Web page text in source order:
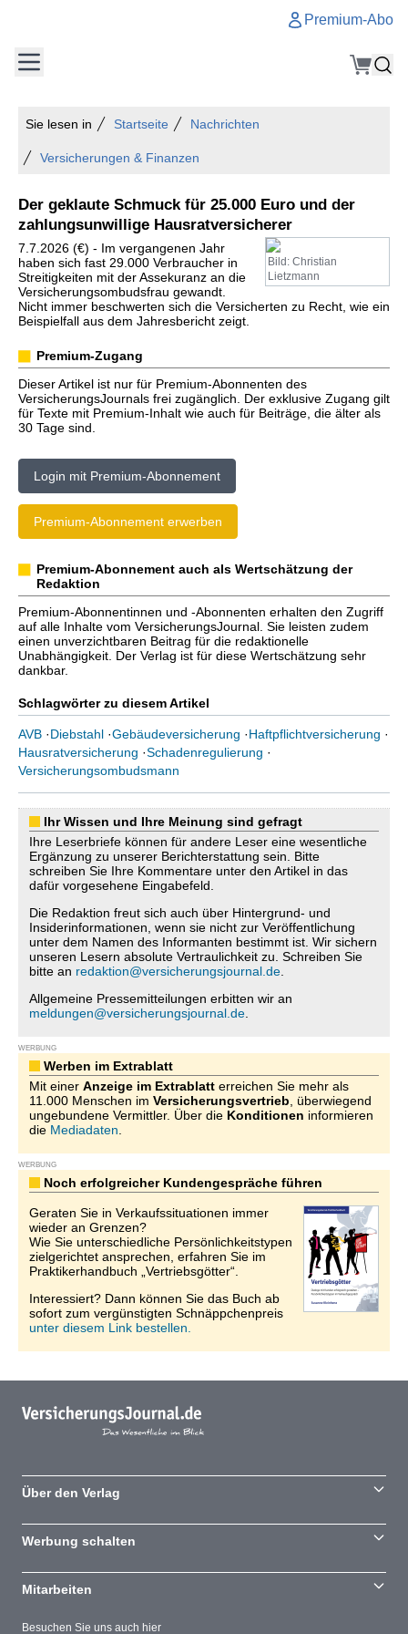
Premium-Abo
Sie lesen in Startseite Nachrichten
Versicherungen & Finanzen
Der geklaute Schmuck für 25.000 Euro und der
zahlungsunwillige Hausratversicherer
Bild: Christian
Lietzmann
7.7.2026 (€) - Im vergangenen Jahr
haben sich fast 29.000 Verbraucher in
Streitigkeiten mit der Assekuranz an die
Versicherungsombudsfrau gewandt.
Nicht immer beschwerten sich die Versicherten zu Recht, wie ein
Beispielfall aus dem Jahresbericht zeigt.
Premium-Zugang
Dieser Artikel ist nur für Premium-Abonnenten des
VersicherungsJournals frei zugänglich. Der exklusive Zugang gilt
für Texte mit Premium-Inhalt wie auch für Beiträge, die älter als
30 Tage sind.
Login mit Premium-Abonnement
Premium-Abonnement erwerben
Premium-Abonnement auch als Wertschätzung der
Redaktion
Premium-Abonnentinnen und -Abonnenten erhalten den Zugriff
auf alle Inhalte vom VersicherungsJournal. Sie leisten zudem
einen unverzichtbaren Beitrag für die redaktionelle
Unabhängigkeit. Der Verlag ist für diese Wertschätzung sehr
dankbar.
Schlagwörter zu diesem Artikel
AVB ·Diebstahl ·Gebäudeversicherung ·Haftpflichtversicherung ·
Hausratversicherung ·Schadenregulierung ·
Versicherungsombudsmann
Ihr Wissen und Ihre Meinung sind gefragt
Ihre Leserbriefe können für andere Leser eine wesentliche
Ergänzung zu unserer Berichterstattung sein. Bitte
schreiben Sie Ihre Kommentare unter den Artikel in das
dafür vorgesehene Eingabefeld.
Die Redaktion freut sich auch über Hintergrund- und
Insiderinformationen, wenn sie nicht zur Veröffentlichung
unter dem Namen des Informanten bestimmt ist. Wir sichern
unseren Lesern absolute Vertraulichkeit zu. Schreiben Sie
bitte an redaktion@versicherungsjournal.de
Allgemeine Pressemitteilungen erbitten wir an
meldungen@versicherungsjournal.de
WERBUNG
Werben im Extrablatt
Mit einer Anzeige im Extrablatt erreichen Sie mehr als
11.000 Menschen im Versicherungsvertrieb , überwiegend
ungebundene Vermittler. Über die Konditionen informieren
die Mediadaten
WERBUNG
Noch erfolgreicher Kundengespräche führen
Geraten Sie in Verkaufssituationen immer
wieder an Grenzen?
Wie Sie unterschiedliche Persönlichkeitstypen
zielgerichtet ansprechen, erfahren Sie im
Praktikerhandbuch „Vertriebsgötter“.
Interessiert? Dann können Sie das Buch ab
sofort zum vergünstigten Schnäppchenpreis
unter diesem Link bestellen.
Besuchen Sie uns auch hier
Über den Verlag
Werbung schalten
Mitarbeiten